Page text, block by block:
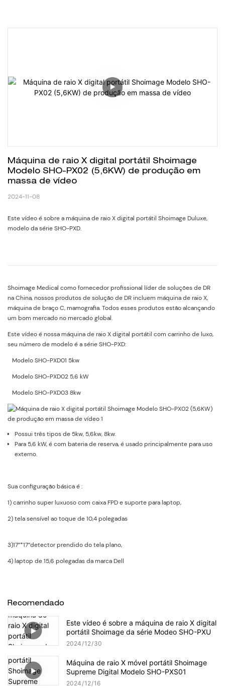
Máquina de raio X digital portátil Shoimage
Modelo SHO-PX02 (5,6KW) de produção em
massa de vídeo
2024-11-08
Este vídeo é sobre a máquina de raio X digital portátil Shoimage Duluxe,
modelo da série SHO-PXD.
Shoimage Medical como fornecedor profissional líder de soluções de DR
na China, nossos produtos de solução de DR incluem máquina de raio X,
máquina de braço C, mamografia. Todos esses produtos estão alcançando
um bom mercado no mercado global.
Este vídeo é nossa máquina de raio X digital portátil com carrinho de luxo,
seu número de modelo é a série SHO-PXD:
Modelo SHO-PXD01 5kw
Modelo SHO-PXD02 5,6 kW
Modelo SHO-PXD03 8kw
Possui três tipos de 5kw, 5,6kw, 8kw.
Para 5,6 kW, é com bateria de reserva, é usado principalmente para uso
externo.
Sua configuração básica é :
1) carrinho super luxuoso com caixa FPD e suporte para laptop,
2) tela sensível ao toque de 10,4 polegadas
3)17”*17”detector prendido do tela plano,
4) laptop de 15,6 polegadas da marca Dell
Recomendado
Este vídeo é sobre a máquina de raio X digital
portátil Shoimage da série Modeo SHO-PXU
2024 12 30
Máquina de raio X móvel portátil Shoimage
Supreme Digital Modelo SHO-PXS01
2024 12 16